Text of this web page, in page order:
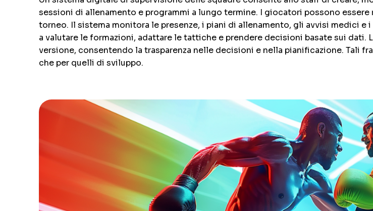
sessioni di allenamento e programmi a lungo termine. I giocatori possono
torneo. Il sistema monitora le presenze, i piani di allenamento, gli avvisi medici
a valutare le formazioni, adattare le tattiche e prendere decisioni basate sui
versione, consentendo la trasparenza nelle decisioni e nella pianificazione. Tali
che per quelli di sviluppo.